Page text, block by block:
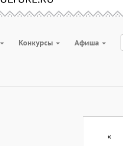
Конкурсы Aфиша
«